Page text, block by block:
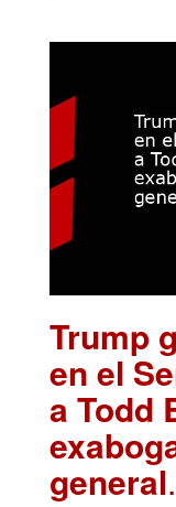
Trump
en el
a Todd
general